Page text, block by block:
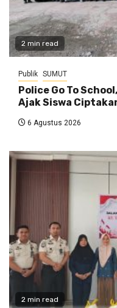
2 min read
Publik SUMUT
Police Go To
Ajak Siswa
6 Agustus 2026
2 min read